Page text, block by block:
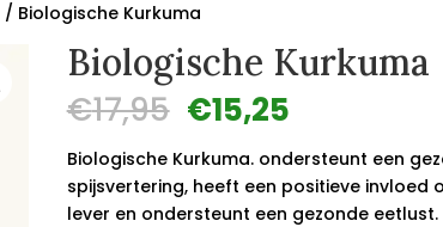
/ Biologische Kurkuma
Biologische Kurkuma
€17,95 Oorspronkelijke
prijs
was:
€17,95.
€15,25Huidige
is:
€15,25.
Biologische Kurkuma. ondersteunt een
spijsvertering, heeft een positieve invloed
lever en ondersteunt een gezonde eetlust.